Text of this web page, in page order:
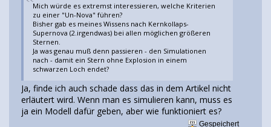
Mich würde es extremst interessieren, welche Kriterien
zu einer "Un-Nova" führen?
Bisher gab es meines Wissens nach Kernkollaps-
Supernova (2.irgendwas) bei allen möglichen größeren
Sternen.
Ja was genau muß denn passieren - den Simulationen
nach - damit ein Stern ohne Explosion in einem
schwarzen Loch endet?
Ja, finde ich auch schade dass das in dem Artikel nicht
erläutert wird. Wenn man es simulieren kann, muss es
ja ein Modell dafür geben, aber wie funktioniert es?
Gespeichert